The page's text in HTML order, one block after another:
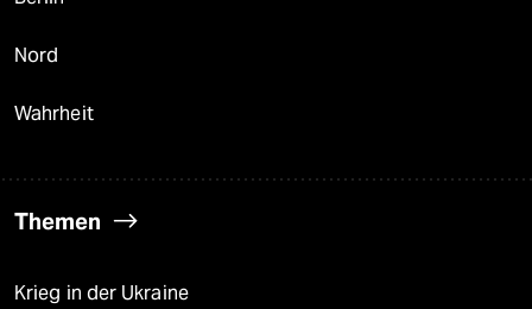
Nord
Wahrheit
Themen
Krieg in der Ukraine